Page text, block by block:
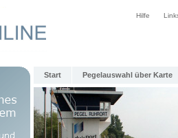
Hilfe
Start Pegelauswahl über Karte